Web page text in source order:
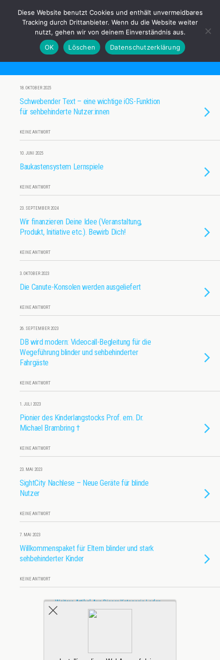
Anderes Sehen e.V.
Kategorien ›Produktentwicklung
18. OKTOBER 2025
Schwebender Text – eine wichtige iOS-Funktion
für sehbehinderte Nutzer:innen
KEINE ANTWORT
10. JUNI 2025
Baukastensystem Lernspiele
KEINE ANTWORT
23. SEPTEMBER 2024
Wir finanzieren Deine Idee (Veranstaltung,
Produkt, Initiative etc.). Bewirb Dich!
KEINE ANTWORT
3. OKTOBER 2023
Die Canute-Konsolen werden ausgeliefert
KEINE ANTWORT
26. SEPTEMBER 2023
DB wird modern: Videocall-Begleitung für die
Wegeführung blinder und sehbehinderter
Fahrgäste
KEINE ANTWORT
1. JULI 2023
Pionier des Kinderlangstocks Prof. em. Dr.
Michael Brambring †
KEINE ANTWORT
23. MAI 2023
SightCity Nachlese – Neue Geräte für blinde
Nutzer
KEINE ANTWORT
7. MAI 2023
Willkommenspaket für Eltern blinder und stark
sehbehinderter Kinder
KEINE ANTWORT
Weitere Artikel Aus Dieser Kategorie Laden…
Diese Website benutzt Cookies und enthält unvermeidbares
Tracking durch Drittanbieter. Wenn du die Website weiter
nutzt, gehen wir von deinem Einverständnis aus.
OK
Löschen Datenschutzerklärung